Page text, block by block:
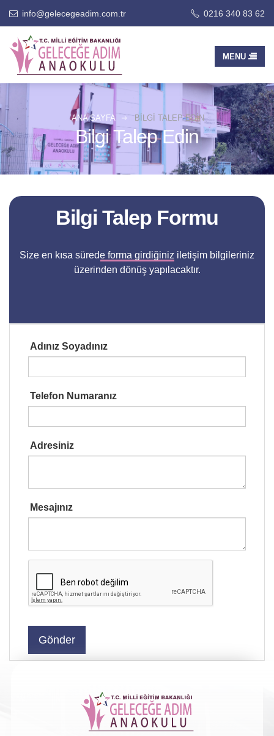
info@gelecegeadim.com.tr 0216 340 83 62
ANA SAYFA BILGI TALEP EDIN
Bilgi Talep Edin
Bilgi Talep Formu
Size en kısa sürede forma girdiğiniz iletişim bilgileriniz
üzerinden dönüş yapılacaktır.
Adınız Soyadınız
Telefon Numaranız
Adresiniz
Mesajınız